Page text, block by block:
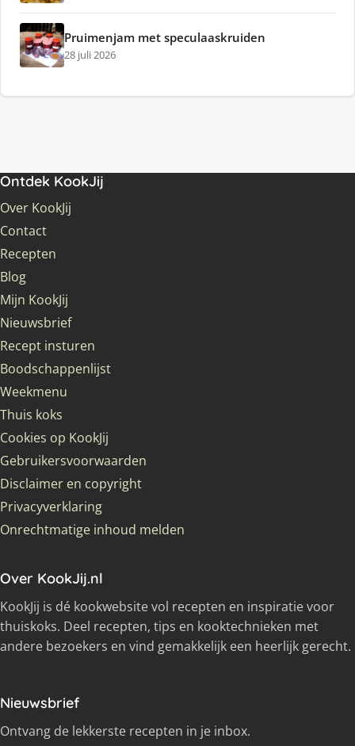
Pruimenjam met speculaaskruiden
28 juli 2026
Ontdek KookJij
Over KookJij
Contact
Recepten
Blog
Mijn KookJij
Nieuwsbrief
Recept insturen
Boodschappenlijst
Weekmenu
Thuis koks
Cookies op KookJij
Gebruikersvoorwaarden
Disclaimer en copyright
Privacyverklaring
Onrechtmatige inhoud melden
Over KookJij.nl
KookJij is dé kookwebsite vol recepten en inspiratie voor
thuiskoks. Deel recepten, tips en kooktechnieken met
andere bezoekers en vind gemakkelijk een heerlijk gerecht.
Nieuwsbrief
Ontvang de lekkerste recepten in je inbox.